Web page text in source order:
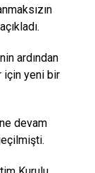
ardından
için yeni bir
devam